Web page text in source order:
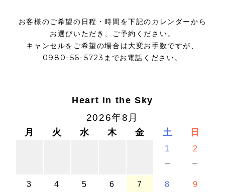
お客様のご希望の日程・時間を下記のカレンダーから
お選びいただき、ご予約ください。
キャンセルをご希望の場合は大変お手数ですが、
0980-56-5723までお電話ください。
Heart in the Sky
2026年8月
月 火 水 木 金 土 日
1
－
2
－
3 4 5 6 7 8 9